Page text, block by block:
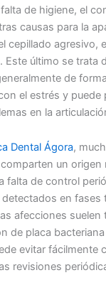
de higiene, el
causas para la
cepillado agresivo,
Este último se trata
de
el estrés y
en la
Dental Ágora,
un origen
falta de control
en fases
afecciones suelen
de placa
evitar fácilmente
revisiones